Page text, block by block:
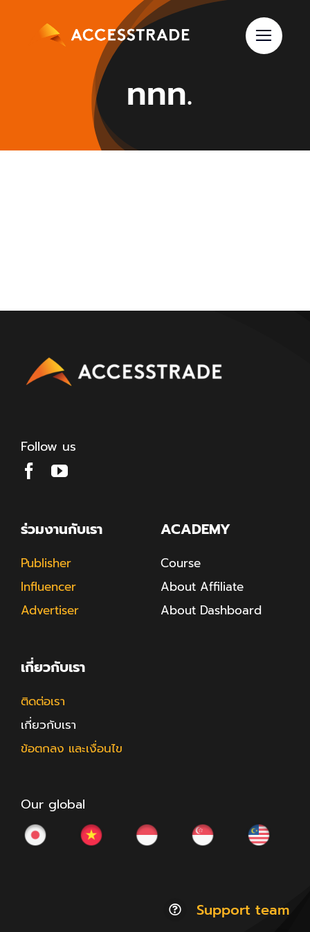
ททท.
Follow us
ร่วมงานกับเรา
Publisher
Influencer
Advertiser
ACADEMY
Course
About Affiliate
About Dashboard
เกี่ยวกับเรา
ติดต่อเรา
เกี่ยวกับเรา
ข้อตกลง และเงื่อนไข
Our global
Support team